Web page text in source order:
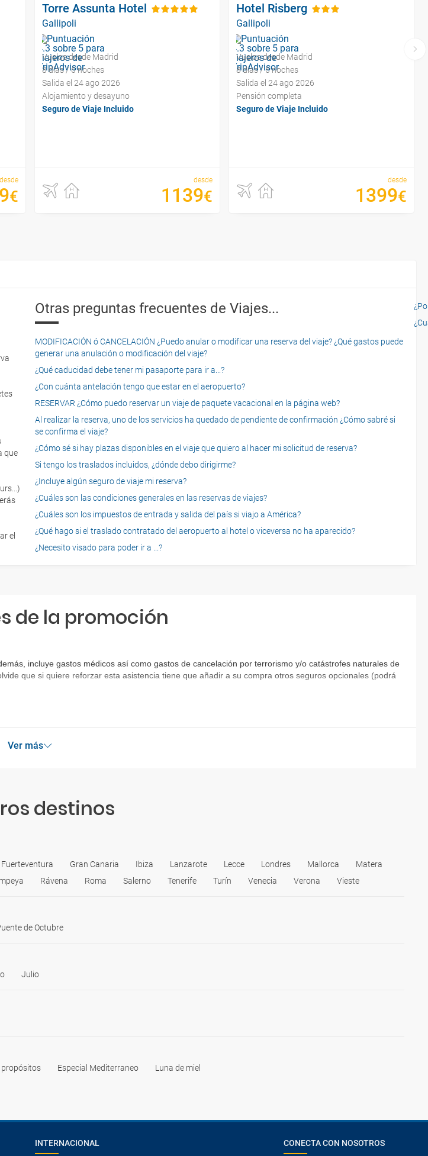
desde
€
Torre Assunta Hotel
Gallipoli
Vuelos desde Madrid
8 días / 6 noches
Salida el 24 ago 2026
Alojamiento y desayuno
Seguro de Viaje Incluido
desde
1139€
Hotel Risberg
Gallipoli
Vuelos desde Madrid
8 días / 6 noches
Salida el 24 ago 2026
Pensión completa
Seguro de Viaje Incluido
desde
1399€
que
el
Otras preguntas frecuentes de Viajes...
MODIFICACIÓN ó CANCELACIÓN ¿Puedo anular o modificar una reserva del viaje? ¿Qué gastos puede
generar una anulación o modificación del viaje?
¿Qué caducidad debe tener mi pasaporte para ir a...?
¿Con cuánta antelación tengo que estar en el aeropuerto?
RESERVAR ¿Cómo puedo reservar un viaje de paquete vacacional en la página web?
Al realizar la reserva, uno de los servicios ha quedado de pendiente de confirmación ¿Cómo sabré si
se confirma el viaje?
¿Cómo sé si hay plazas disponibles en el viaje que quiero al hacer mi solicitud de reserva?
Si tengo los traslados incluidos, ¿dónde debo dirigirme?
¿Incluye algún seguro de viaje mi reserva?
¿Cuáles son las condiciones generales en las reservas de viajes?
¿Cuáles son los impuestos de entrada y salida del país si viajo a América?
¿Qué hago si el traslado contratado del aeropuerto al hotel o viceversa no ha aparecido?
¿Necesito visado para poder ir a ...?
de la promoción
incluye gastos médicos así como gastos de cancelación por terrorismo y/o catástrofes naturales de
que si quiere reforzar esta asistencia tiene que añadir a su compra otros seguros opcionales (podrá
Ver más
destinos
Fuerteventura Gran Canaria Ibiza Lanzarote Lecce Londres Mallorca
Matera
Rávena Roma Salerno Tenerife Turín Venecia Verona Vieste
de Octubre
Julio
propósitos Especial Mediterraneo Luna de miel
INTERNACIONAL CONECTA CON NOSOTROS